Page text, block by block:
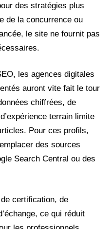
des stratégies plus
de la concurrence ou
le site ne fournit pas
les agences digitales
auront vite fait le tour
chiffrées, de
terrain limite
Pour ces profils,
des sources
Search Central ou des
certification, de
ce qui réduit